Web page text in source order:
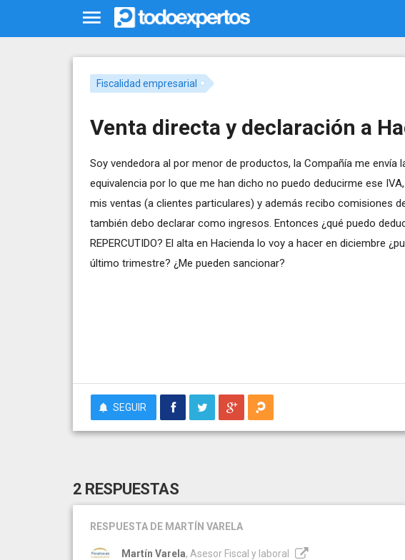
Fiscalidad empresarial
Venta directa y declaración a
Soy vendedora al por menor de productos, la Compañía me envía
equivalencia por lo que me han dicho no puedo deducirme ese
mis ventas (a clientes particulares) y además recibo comisiones
también debo declarar como ingresos. Entonces ¿qué puedo
REPERCUTIDO? El alta en Hacienda lo voy a hacer en diciembre
último trimestre? ¿Me pueden sancionar?
SEGUIR
2 RESPUESTAS
RESPUESTA DE MARTÍN VARELA
Martín Varela, Asesor Fiscal y laboral